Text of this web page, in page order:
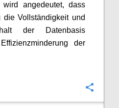
wird angedeutet, dass
die Vollständigkeit und
der Datenbasis
der